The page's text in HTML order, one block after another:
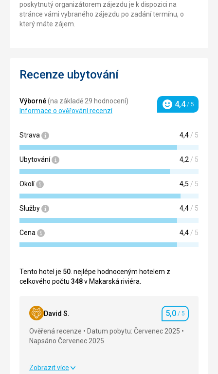
poskytnutý organizátorem zájezdu je k dispozici na
stránce vámi vybraného zájezdu po zadání termínu, o
který máte zájem.
Recenze ubytování
Výborné(na základě 29 hodnocení)
Informace o ověřování recenzí
Hodnocení
4,4/ 5
Strava 4,4/ 5
Ubytování 4,2/ 5
Okolí 4,5 / 5
Služby 4,4/ 5
Cena 4,4/ 5
Tento hotel je 50. nejlépe hodnoceným hotelem z
celkového počtu 348v Makarská riviéra.
David S. Hodnocení
5,0 / 5
Ověřená recenze
Datum pobytu: Červenec 2025
Napsáno Červenec 2025
Zobrazit více